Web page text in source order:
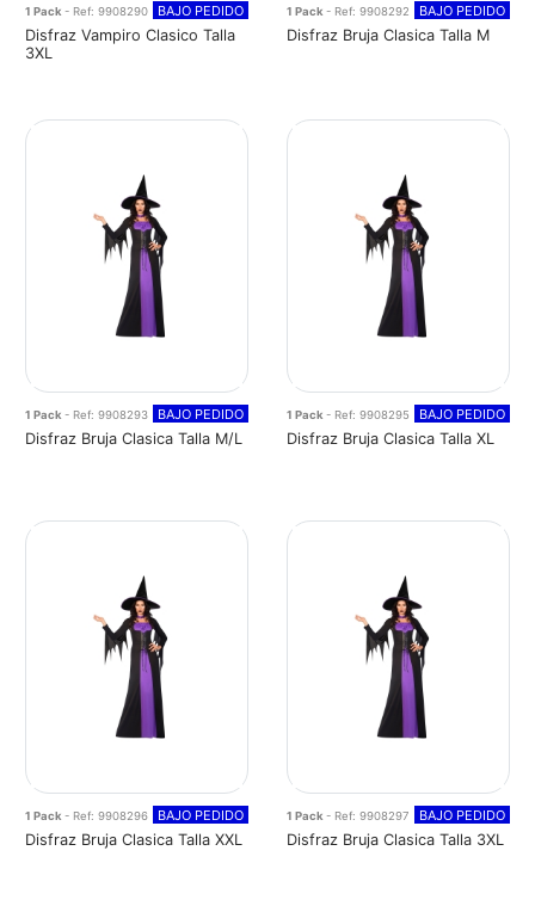
1 Pack - Ref: 9908290 BAJO PEDIDO
Disfraz Vampiro Clasico Talla
3XL
1 Pack - Ref: 9908292 BAJO PEDIDO
Disfraz Bruja Clasica Talla M
1 Pack- Ref: 9908293 BAJO PEDIDO
Disfraz Bruja Clasica Talla M/L
1 Pack- Ref: 9908295 BAJO PEDIDO
Disfraz Bruja Clasica Talla XL
1 Pack - Ref: 9908296 BAJO PEDIDO
Disfraz Bruja Clasica Talla XXL
1 Pack - Ref: 9908297 BAJO PEDIDO
Disfraz Bruja Clasica Talla 3XL